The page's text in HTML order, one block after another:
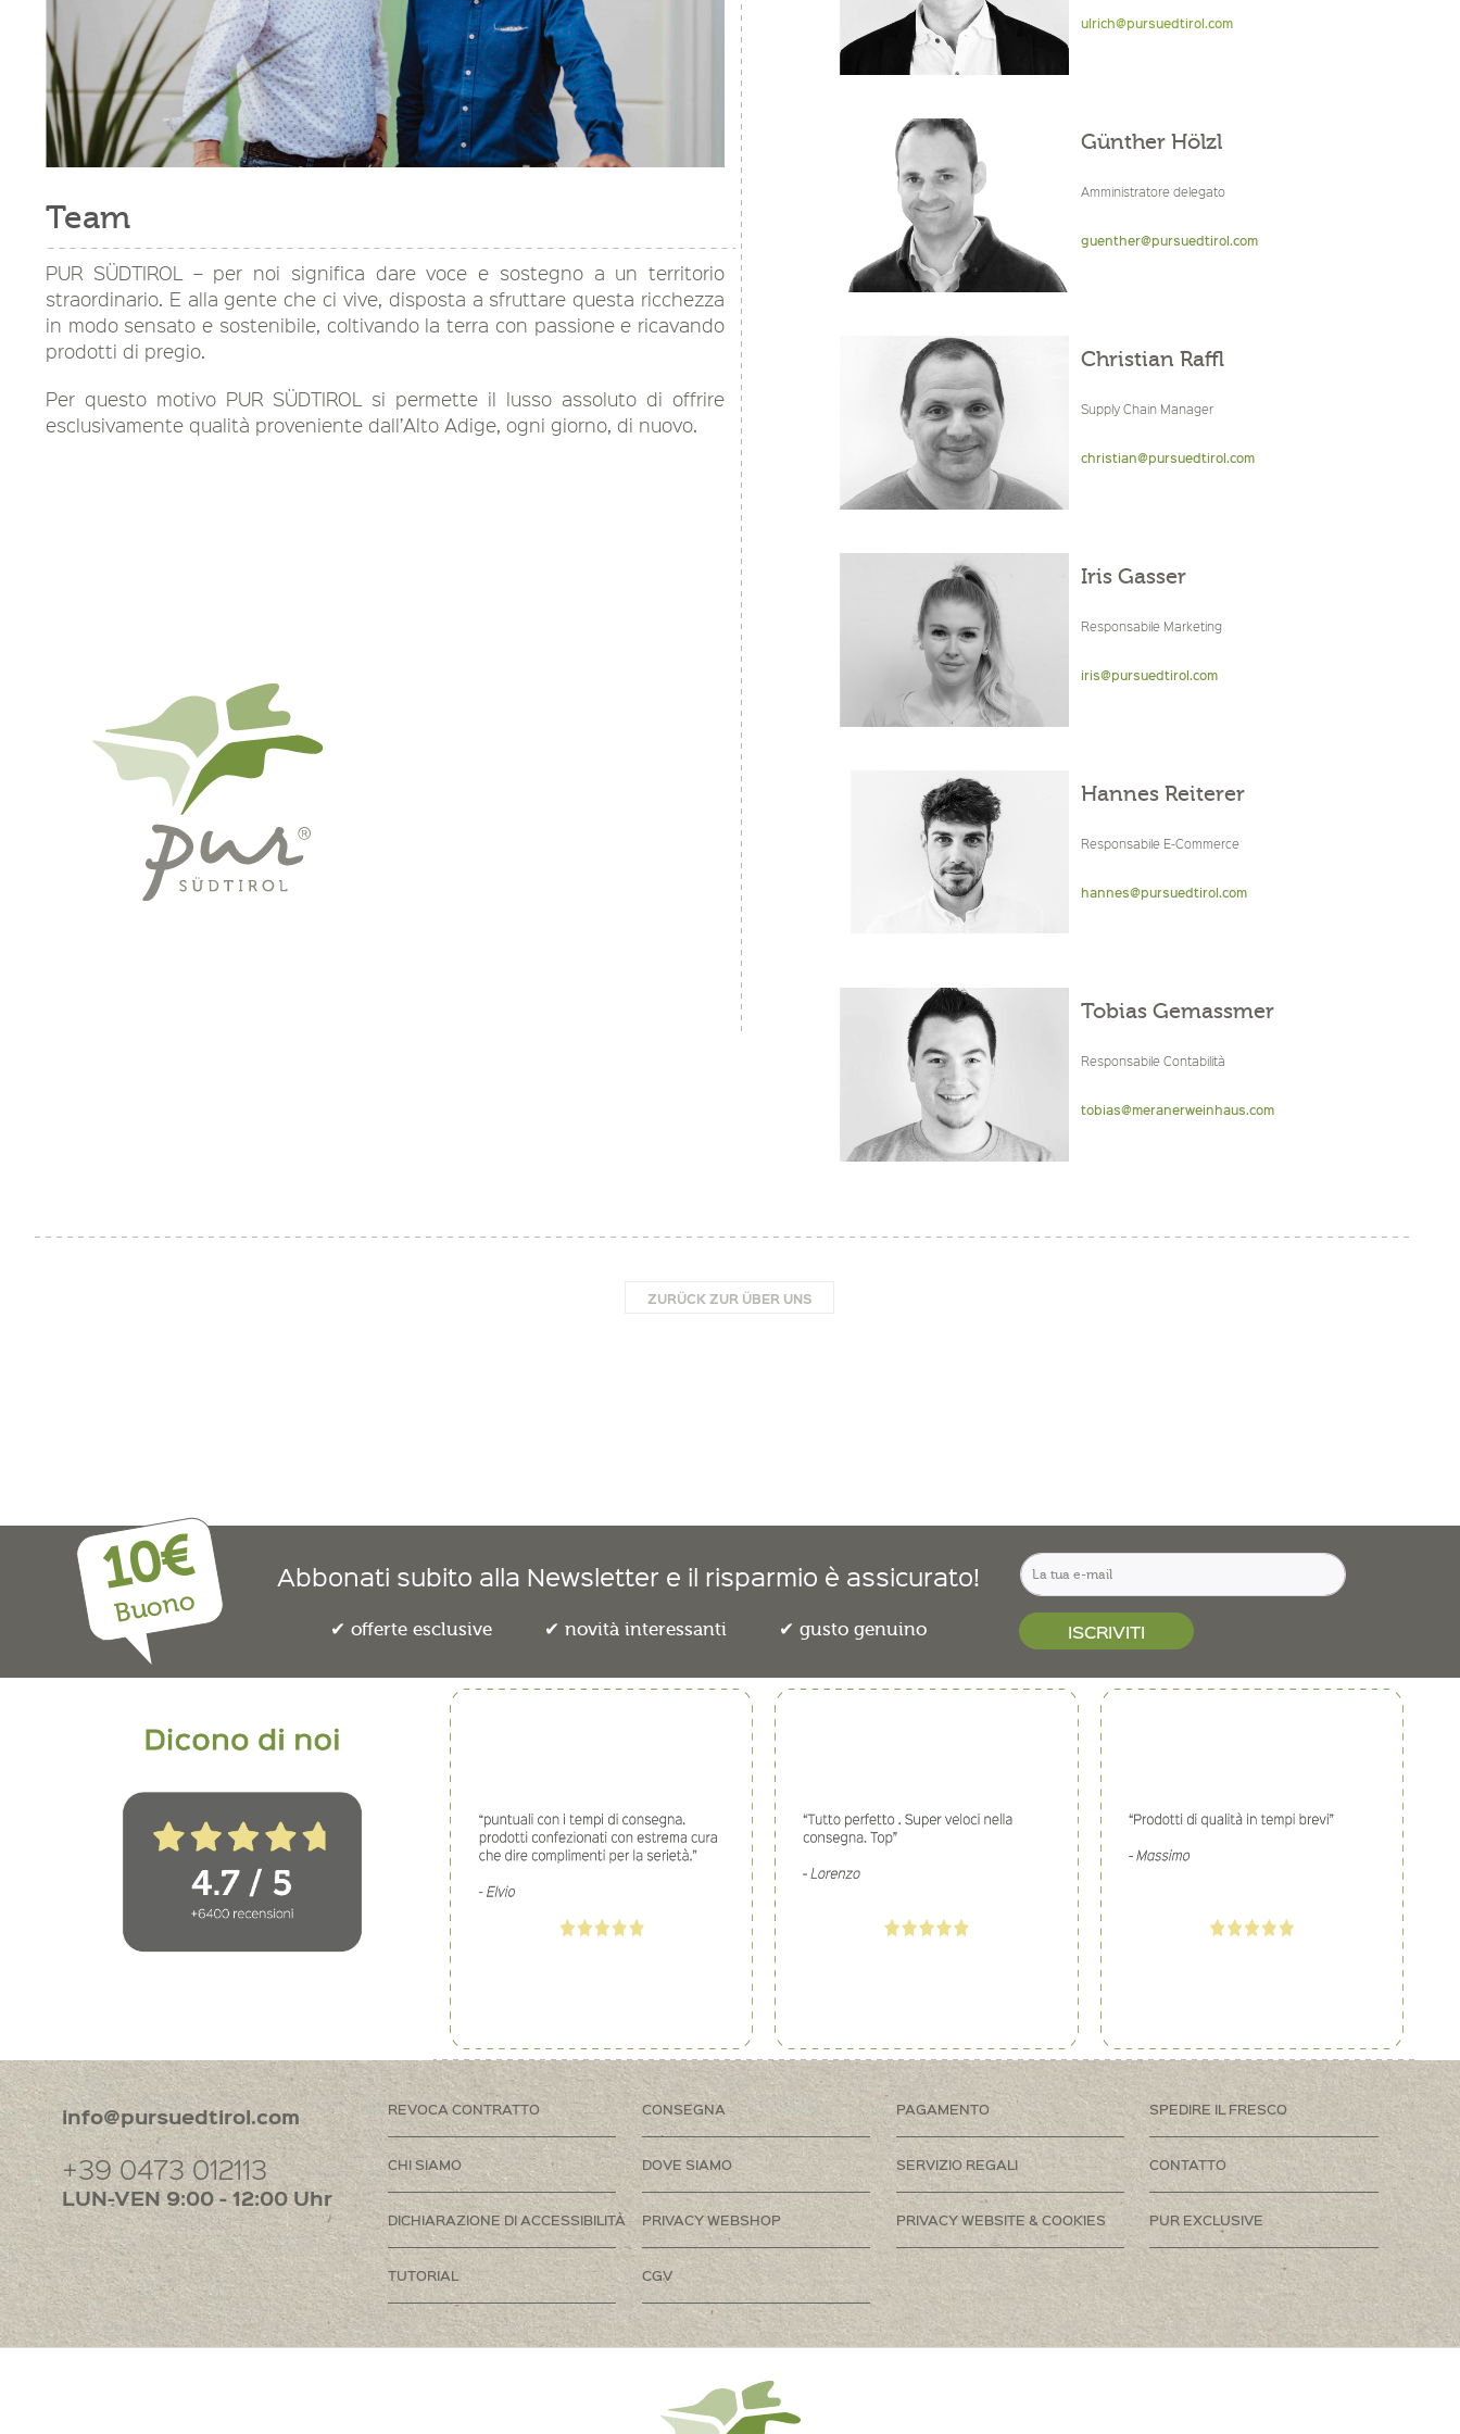
Team
PUR SÜDTIROL – per noi significa dare voce e sostegno a un territorio
straordinario. E alla gente che ci vive, disposta a sfruttare questa ricchezza
in modo sensato e sostenibile, coltivando la terra con passione e ricavando
prodotti di pregio.
Per questo motivo PUR SÜDTIROL si permette il lusso assoluto di offrire
esclusivamente qualità proveniente dall’Alto Adige, ogni giorno, di nuovo.
ZURÜCK ZUR ÜBER UNS
ulrich@pursuedtirol.com
Günther Hölzl
Amministratore delegato
guenther@pursuedtirol.com
Christian Raffl
Supply Chain Manager
christian@pursuedtirol.com
Tobias Gemassmer
Responsabile Contabilità
tobias@meranerweinhaus.com
Iris Gasser
Responsabile Marketing
iris@pursuedtirol.com
Hannes Reiterer
Responsabile E-Commerce
hannes@pursuedtirol.com
10€
Buono
Abbonati subito alla Newsletter e il risparmio è assicurato!
offerte esclusive novità interessanti gusto genuino ISCRIVITI
info@pursuedtirol.com
+39 0473 012113
LUN-VEN 9:00 - 12:00 Uhr
REVOCA CONTRATTO CONSEGNA PAGAMENTO SPEDIRE IL FRESCO
CHI SIAMO DOVE SIAMO SERVIZIO REGALI CONTATTO
DICHIARAZIONE DI ACCESSIBILITÀ PRIVACY WEBSHOP PRIVACY WEBSITE & COOKIES PUR EXCLUSIVE
TUTORIAL CGV